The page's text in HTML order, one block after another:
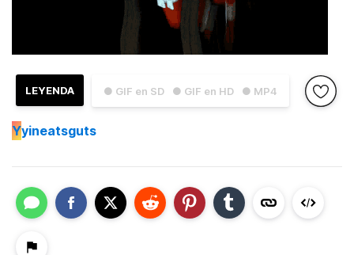
● GIF en SD ● GIF en HD ● MP4
LEYENDA
Yyineatsguts